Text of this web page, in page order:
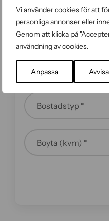
Vi använder cookies för att
personliga annonser eller
Genom att klicka på
användning av cookies.
Anpassa
Postnummer *
Stad *
Boyta (kvm) *